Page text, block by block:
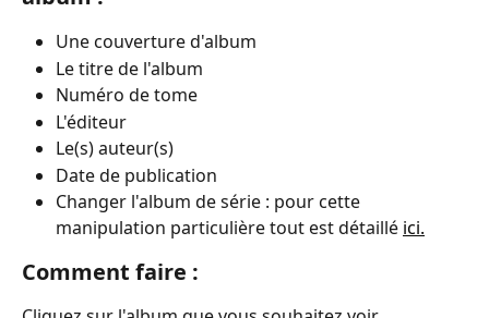
Une couverture d'album
Le titre de l'album
Numéro de tome
L'éditeur
Le(s) auteur(s)
Date de publication
Changer l'album de série : pour cette
manipulation particulière tout est détaillé ici.
Comment faire :